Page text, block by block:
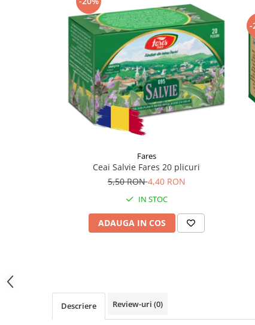
Supliment Vitamina D3
Supliment Vitamina E
Tincturi si Gemoderivate
Tuse gat si respiratie
Vitamine si minerale
Fares
Ceai Salvie Fares 20 plicuri
5,50 RON4,40 RON
IN STOC
ADAUGA IN COS
-
Descriere Review-uri (0)